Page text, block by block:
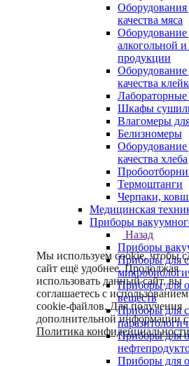
Оборудования
качества мяса
Оборудование
алкогольной и
продукции
Оборудование
качества
Шкафы
Влагомеры
Белизномеры
Оборудование
качества хлеба
Термоштанги
Черпаки,
Медицинская
Приборы
Назад
Приборы
Приборы для
Приборы для
веществ
Приборы для
Приборы для
Приборы для
Мы используем cookie, чтобы
сайт ещё удобнее. Продолжая
использовать данный сайт, вы
соглашаетесь с
cookie-файлов. Для получения
дополнительной информации
Политика конфиденциальности